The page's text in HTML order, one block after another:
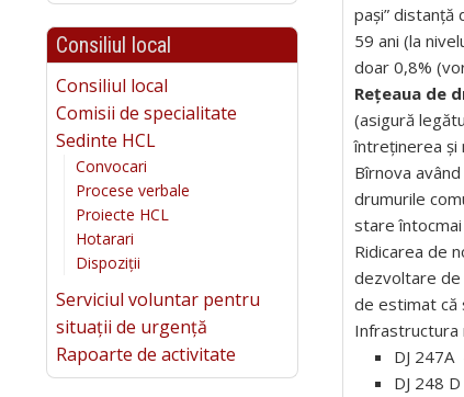
Consiliul local
Consiliul local
Comisii de specialitate
Sedinte HCL
Convocari
Procese verbale
Proiecte HCL
Hotarari
Dispoziții
Serviciul voluntar pentru
situații de urgență
Rapoarte de activitate
pași”
59 ani (la
doar 0,8%
Rețeaua de
(asigură
întreținerea și
Bîrnova
drumurile
stare
Ridicarea de
dezvoltare de
de estimat că
Infrastructura
DJ 247A
DJ 248